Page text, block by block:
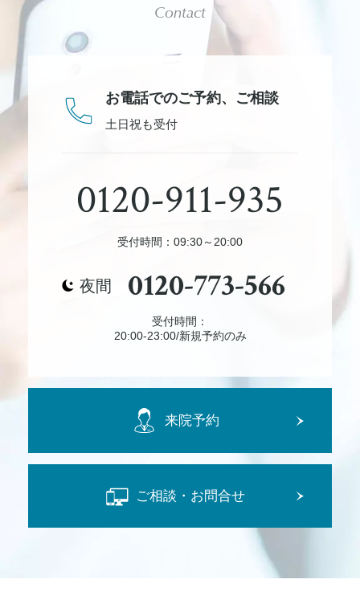
Contact
お電話でのご予約、 ご相談
土日祝も受付
0120-911-935
受付時間：09:30～20:00
夜間 0120-773-566
受付時間：
20:00-23:00/新規予約のみ
来院予約
ご相談・お問合せ